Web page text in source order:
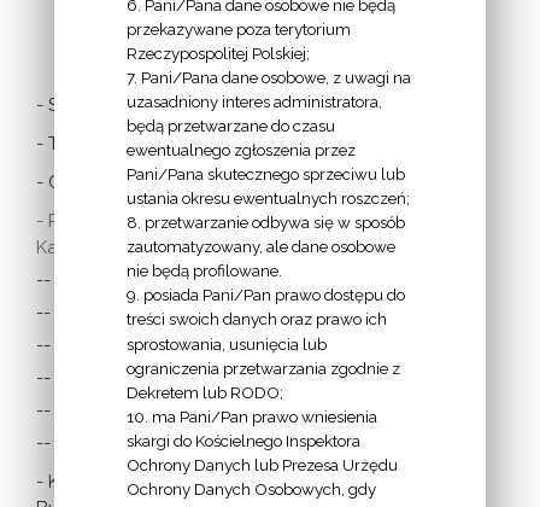
LINKI
- Stolica Apostolska
- Twitter Papieża
- Czytania z dnia
- Polska Misja
Katolicka:
-- w Austrii
-- w Anglii i Walii
-- w Irlandii
-- we Francji
-- w Niemczech
-- w Szkocji
- Katolicka
6. Pani/Pana dane osobowe nie będą
przekazywane poza terytorium
Rzeczypospolitej Polskiej;
7. Pani/Pana dane osobowe, z uwagi na
uzasadniony interes administratora,
będą przetwarzane do czasu
ewentualnego zgłoszenia przez
Pani/Pana skutecznego sprzeciwu lub
ustania okresu ewentualnych roszczeń;
8. przetwarzanie odbywa się w sposób
zautomatyzowany, ale dane osobowe
nie będą profilowane.
9. posiada Pani/Pan prawo dostępu do
treści swoich danych oraz prawo ich
sprostowania, usunięcia lub
ograniczenia przetwarzania zgodnie z
Dekretem lub RODO;
10. ma Pani/Pan prawo wniesienia
skargi do Kościelnego Inspektora
Ochrony Danych lub Prezesa Urzędu
Ochrony Danych Osobowych, gdy